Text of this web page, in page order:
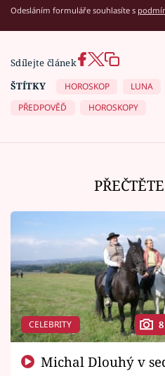
Odesláním formuláře souhlasíte s
Sdílejte článek
ŠTÍTKY
HOROSKOP LUNA
PŘEDPOVĚĎ
HOROSKOPY
CELEBRITY